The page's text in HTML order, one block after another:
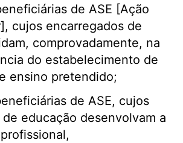
de ASE [Ação
cujos encarregados de
comprovadamente, na
do estabelecimento de
ensino pretendido;
de ASE, cujos
educação desenvolvam a